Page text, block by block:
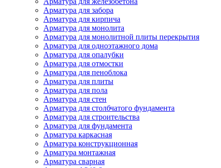
Арматура для забора
Арматура для кирпича
Арматура для монолита
Арматура для монолитной плиты перекрытия
Арматура для одноэтажного дома
Арматура для опалубки
Арматура для отмостки
Арматура для пеноблока
Арматура для плиты
Арматура для пола
Арматура для стен
Арматура для столбчатого фундамента
Арматура для строительства
Арматура для фундамента
Арматура каркасная
Арматура конструкционная
Арматура монтажная
Арматура сварная